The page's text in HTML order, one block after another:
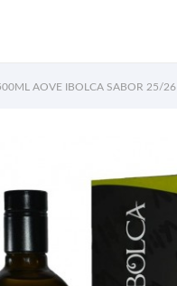
AOVE IBOLCA SABOR 25/26